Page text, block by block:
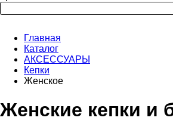
Главная
Каталог
АКСЕССУАРЫ
Кепки
Женское
Женские кепки и